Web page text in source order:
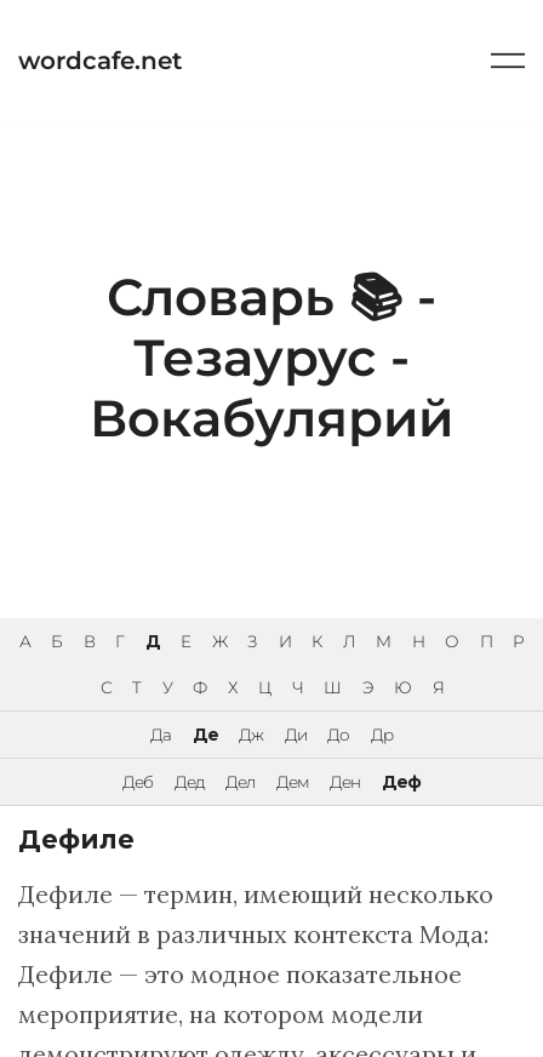
содержимому
wordcafe.net
Словарь 📚 -
Тезаурус -
Вокабулярий
А Б В Г Д Е Ж З И К Л М Н О П Р
С Т У Ф Х Ц Ч Ш Э Ю Я
Да Де Дж Ди До Др
Деб Дед Дел Дем Ден Деф
Дефиле
Дефиле — термин, имеющий несколько
значений в различных контекста Мода:
Дефиле — это модное показательное
мероприятие, на котором модели